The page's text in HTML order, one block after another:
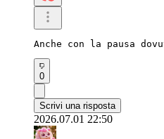
Anche con la pausa
0
Scrivi una risposta
2026.07.01 22:50